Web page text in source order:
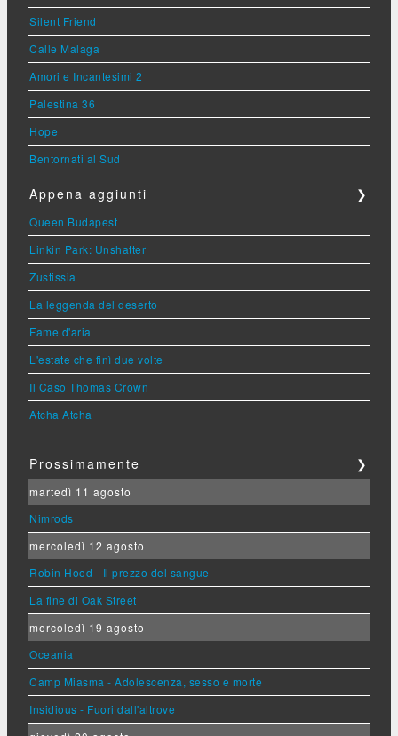
Silent Friend
Calle Malaga
Amori e Incantesimi 2
Palestina 36
Hope
Bentornati al Sud
Appena aggiunti ❯
Queen Budapest
Linkin Park: Unshatter
Zustissia
La leggenda del deserto
Fame d'aria
L'estate che finì due volte
Il Caso Thomas Crown
Atcha Atcha
Prossimamente ❯
martedì 11 agosto
Nimrods
mercoledì 12 agosto
Robin Hood - Il prezzo del sangue
La fine di Oak Street
mercoledì 19 agosto
Oceania
Camp Miasma - Adolescenza, sesso e morte
Insidious - Fuori dall'altrove